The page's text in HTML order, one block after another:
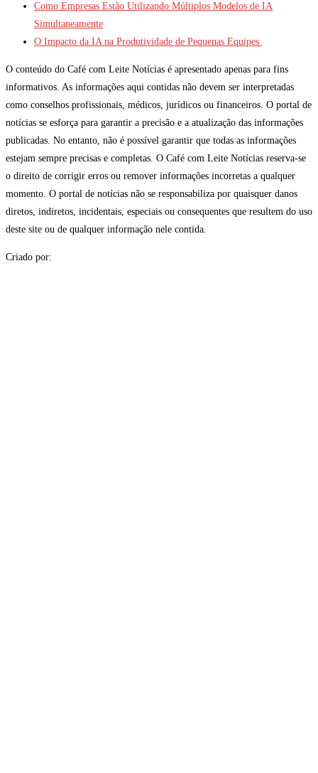
Como Empresas Estão Utilizando Múltiplos Modelos de IA
Simultaneamente
O Impacto da IA na Produtividade de Pequenas Equipes
O conteúdo do Café com Leite Notícias é apresentado apenas para fins
informativos. As informações aqui contidas não devem ser interpretadas
como conselhos profissionais, médicos, jurídicos ou financeiros. O portal de
notícias se esforça para garantir a precisão e a atualização das informações
publicadas. No entanto, não é possível garantir que todas as informações
estejam sempre precisas e completas. O Café com Leite Notícias reserva-se
o direito de corrigir erros ou remover informações incorretas a qualquer
momento. O portal de notícias não se responsabiliza por quaisquer danos
diretos, indiretos, incidentais, especiais ou consequentes que resultem do uso
deste site ou de qualquer informação nele contida.
Criado por: